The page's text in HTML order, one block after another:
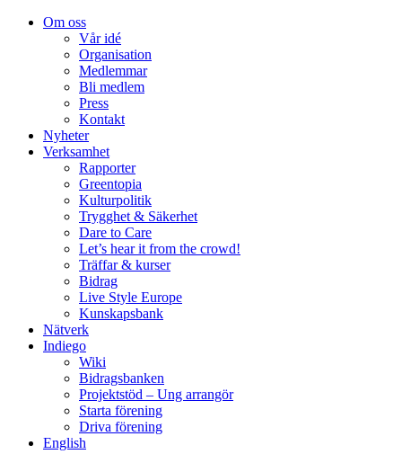
Om oss
Vår idé
Organisation
Medlemmar
Bli medlem
Press
Kontakt
Nyheter
Verksamhet
Rapporter
Greentopia
Kulturpolitik
Trygghet & Säkerhet
Dare to Care
Let’s hear it from the crowd!
Träffar & kurser
Bidrag
Live Style Europe
Kunskapsbank
Nätverk
Indiego
Wiki
Bidragsbanken
Projektstöd – Ung arrangör
Starta förening
Driva förening
English